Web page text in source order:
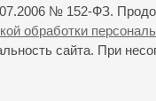
№ 152-ФЗ.
обработки
сайта. При